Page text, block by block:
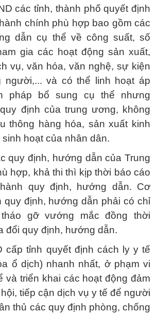
các tỉnh, thành phố quyết định
chính phù hợp bao gồm các
dẫn cụ thể về công suất, số
gia các hoạt động sản xuất,
vụ, văn hóa, văn nghệ, sự kiện
người,... và có thể linh hoạt áp
pháp bổ sung cụ thể nhưng
định của trung ương, không
thông hàng hóa, sản xuất kinh
hoạt của nhân dân.
quy định, hướng dẫn của Trung
hợp, khả thi thì kịp thời báo cáo
quy định, hướng dẫn. Cơ
quy định, hướng dẫn phải có chỉ
gỡ vướng mắc đồng thời
đổi quy định, hướng dẫn.
cấp tỉnh quyết định cách ly y tế
ổ dịch) nhanh nhất, ở phạm vi
và triển khai các hoạt động đảm
tiếp cận dịch vụ y tế để người
thủ các quy định phòng, chống